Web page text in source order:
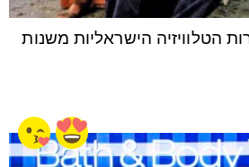
הטלוויזיה הישראליות משנות